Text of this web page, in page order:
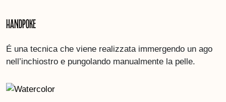
Handpoke
É una tecnica che viene realizzata immergendo un ago
nell’inchiostro e pungolando manualmente la pelle.